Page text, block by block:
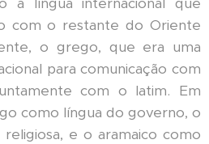
com o restante do Oriente
o grego, que era uma
para comunicação com
com o latim. Em
como língua do governo, o
e o aramaico como